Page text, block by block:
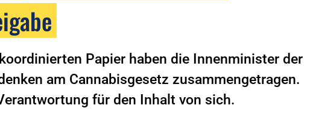
Papier haben die Innenminister der
am Cannabisgesetz zusammengetragen.
für den Inhalt von sich.